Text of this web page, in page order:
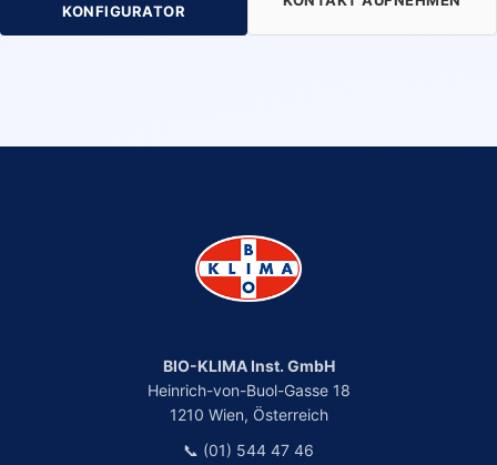
KONFIGURATOR
BIO-KLIMA Inst. GmbH
Heinrich-von-Buol-Gasse 18
1210 Wien, Österreich
📞 (01) 544 47 46